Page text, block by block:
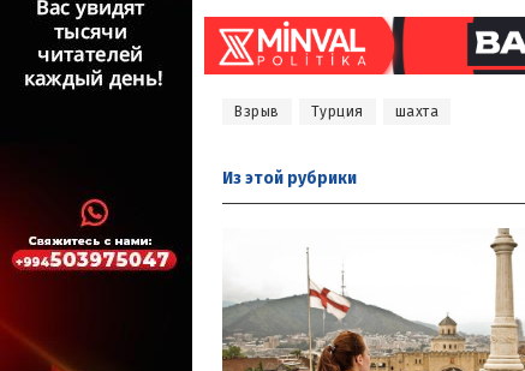
Взрыв Турция шахта
Из этой рубрики